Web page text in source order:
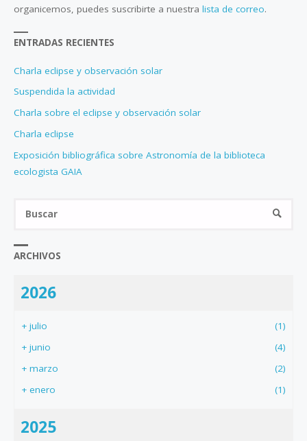
organicemos, puedes suscribirte a nuestralista de correo.
ENTRADAS RECIENTES
Charla eclipse y observación solar
Suspendida la actividad
Charla sobre el eclipse y observación solar
Charla eclipse
Exposición bibliográfica sobre Astronomía de la biblioteca
ecologista GAIA
ARCHIVOS
2026
+ julio
(1)
+ junio
(4)
+ marzo
(2)
+ enero (1)
2025